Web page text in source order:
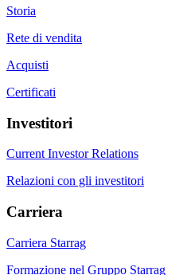
Storia
Rete di vendita
Acquisti
Certificati
Investitori
Current Investor Relations
Relazioni con gli investitori
Carriera
Carriera Starrag
Formazione nel Gruppo Starrag